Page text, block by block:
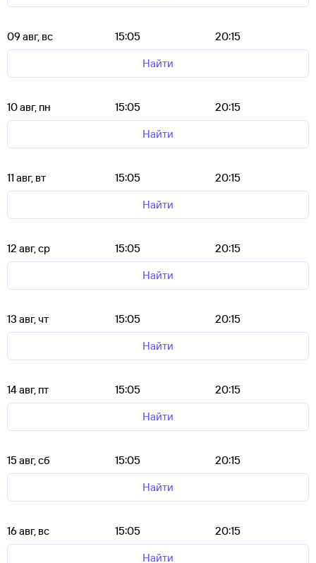
09 авг, вс 15:05
20:15
Найти
10 авг, пн 15:05
20:15
Найти
11 авг, вт 15:05
20:15
Найти
12 авг, ср 15:05
20:15
Найти
13 авг, чт 15:05
20:15
Найти
14 авг, пт 15:05
20:15
Найти
15 авг, сб 15:05
20:15
Найти
16 авг, вс 15:05
20:15
Найти